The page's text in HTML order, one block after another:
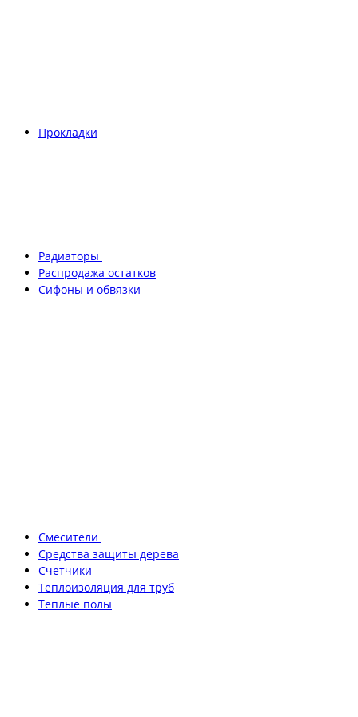
Прокладки
Радиаторы
Распродажа остатков
Сифоны и обвязки
Смесители
Средства защиты дерева
Счетчики
Теплоизоляция для труб
Теплые полы